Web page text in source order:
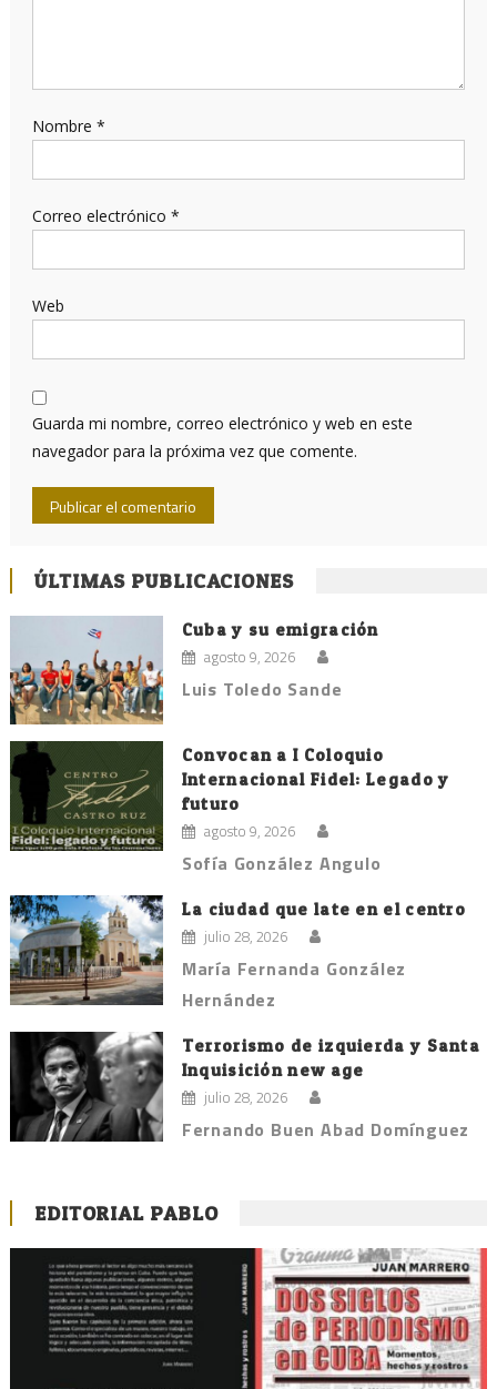
Nombre *
Correo electrónico *
Web
Guarda mi nombre, correo electrónico y web en este
navegador para la próxima vez que comente.
ÚLTIMAS PUBLICACIONES
Cuba y su emigración
agosto 9, 2026
Luis Toledo Sande
Convocan a I Coloquio
Internacional Fidel: Legado y
futuro
agosto 9, 2026
Sofía González Angulo
La ciudad que late en el centro
julio 28, 2026
María Fernanda González
Hernández
Terrorismo de izquierda y Santa
Inquisición new age
julio 28, 2026
Fernando Buen Abad Domínguez
EDITORIAL PABLO